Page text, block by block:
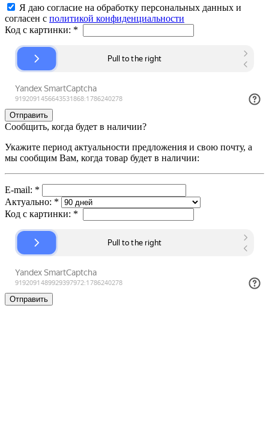
Я даю согласие на обработку персональных данных и
согласен с политикой конфиденциальности
Код с картинки: *
Сообщить, когда будет в наличии?
Укажите период актуальности предложения и свою почту, а
мы сообщим Вам, когда товар будет в наличии:
E-mail: *
Актуально: *
Код с картинки: *